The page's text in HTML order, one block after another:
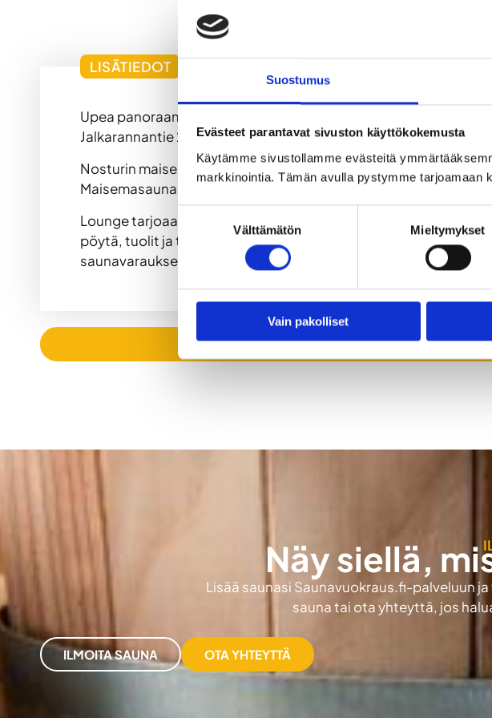
Suostumus
Evästeet parantavat sivuston käyttökokemusta
Käytämme sivustollamme evästeitä
markkinointia. Tämän avulla pystymme tarjoamaan
valinta
Välttämätön Mieltymykset
Vain pakolliset
LISÄTIEDOT
Upea panoraamasauna Nosturin kattoterassilla, josta aukeaa
Jalkarannantie 23, 15900 Lahti.
Nosturin maisemasaunassa pääset heittämään lämpimät löylyt
Maisemasaunan yhteydestä löydät peseytymis- ja
Lounge tarjoaa oivan keinon vilvoitteluun ja kesällä se toimii
pöytä, tuolit ja televisio. Loungeen on myös mahdollista tilata
saunavarauksella saa myös käyttää. Pesuaineet, sekä
Näy siellä,
Lisää saunasi Saunavuokraus.fi-palveluun
sauna tai ota yhteyttä, jos
ILMOITA SAUNA OTA YHTEYTTÄ